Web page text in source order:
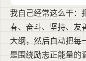
我自己经常这么干
春、奋斗、坚持、友
大纲，然后自动把每
是围绕励志正能量的